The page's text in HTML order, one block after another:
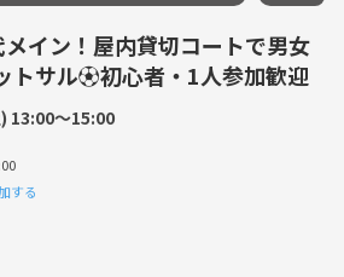
イン！屋内貸切コートで男女
トサル⚽️初心者・1人参加歓迎
13:00〜15:00
する